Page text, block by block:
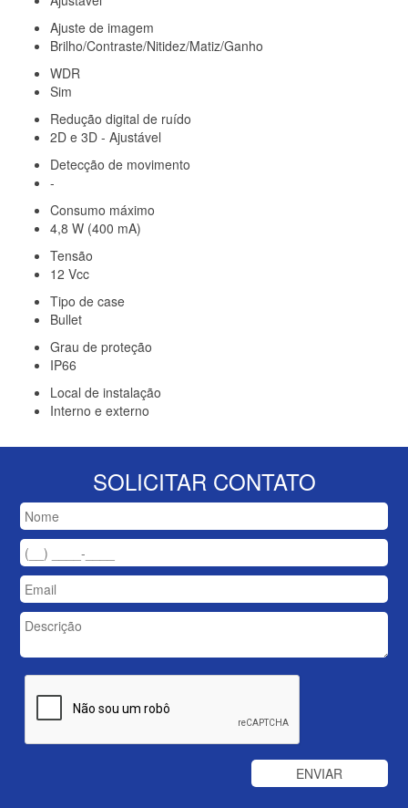
Ajuste de imagem
Brilho/Contraste/Nitidez/Matiz/Ganho
WDR
Sim
Redução digital de ruído
2D e 3D - Ajustável
Detecção de movimento
-
Consumo máximo
4,8 W (400 mA)
Tensão
12 Vcc
Tipo de case
Bullet
Grau de proteção
IP66
Local de instalação
Interno e externo
SOLICITAR CONTATO